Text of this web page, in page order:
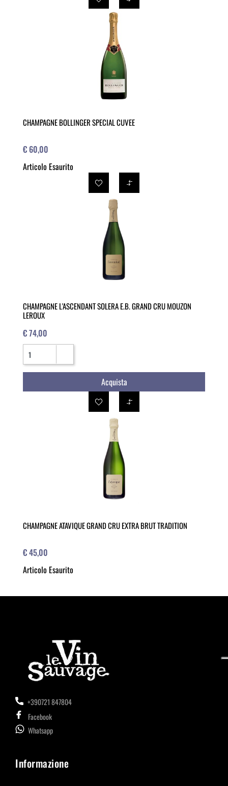
CHAMPAGNE BOLLINGER SPECIAL CUVEE
€ 60,00
Articolo Esaurito
CHAMPAGNE L'ASCENDANT SOLERA E.B. GRAND CRU MOUZON
LEROUX
€ 74,00
Quantità
Acquista
CHAMPAGNE ATAVIQUE GRAND CRU EXTRA BRUT TRADITION
€ 45,00
Articolo Esaurito
+390721 847804
Facebook
Whatsapp
Informazione